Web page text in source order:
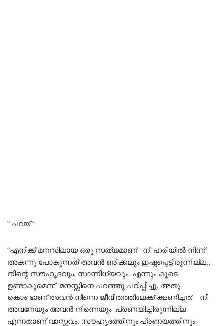
” പറയ് “
“എനിക്ക് മനസിലായ ഒരു സത്യമാണ്. നീ ഹരിയിൽ നിന്ന്
അകന്നു പോകുന്നത് അവൻ ഒരിക്കലും ഇഷ്ടപ്പെട്ടിരുന്നില്ല..
നിന്റെ സൗഹൃദവും, സാന്നിധ്യവും എന്നും കൂടെ
ഉണ്ടാകുമെന്ന് മനസ്സിനെ പറഞ്ഞു പഠിപ്പിച്ചു. അതു
കൊണ്ടാണ് അവൻ നിന്നെ ജീവിതത്തിലേക്ക് ക്ഷണിച്ചത്. നീ
അവനേയും അവൻ നിന്നെയും പ്രണയിച്ചിരുന്നില്ല
എന്നതാണ് വാസ്തവം. സൗഹൃദത്തിനും പ്രണയത്തിനും